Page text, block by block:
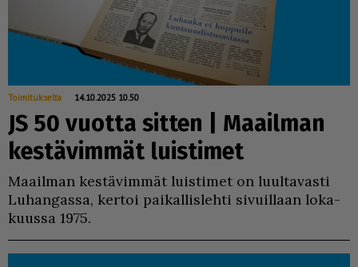
Toimitukselta 14.10.2025 10.50
JS 50 vuotta sitten | Maailman
kestävimmät luistimet
Maa­il­man kes­tä­vim­mät luis­ti­met on luul­ta­vas­ti
Lu­han­gas­sa, ker­toi pai­kal­lis­leh­ti si­vuil­laan lo­ka­
kuus­sa 1975.